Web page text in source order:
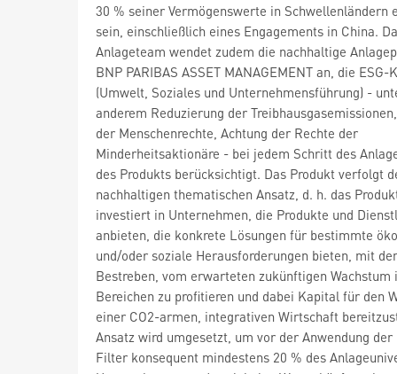
30 % seiner Vermögenswerte in Schwellenländern
sein, einschließlich eines Engagements in China.
Anlageteam wendet zudem die nachhaltige
BNP PARIBAS ASSET MANAGEMENT an, die
(Umwelt, Soziales und Unternehmensführung) -
anderem Reduzierung der
der Menschenrechte, Achtung der Rechte der
Minderheitsaktionäre - bei jedem Schritt des
des Produkts berücksichtigt. Das Produkt verfolgt
nachhaltigen thematischen Ansatz, d. h. das
investiert in Unternehmen, die Produkte und
anbieten, die konkrete Lösungen für bestimmte
und/oder soziale Herausforderungen bieten, mit
Bestreben, vom erwarteten zukünftigen Wachstum
Bereichen zu profitieren und dabei Kapital für den
einer CO2-armen, integrativen Wirtschaft
Ansatz wird umgesetzt, um vor der Anwendung der
Filter konsequent mindestens 20 % des